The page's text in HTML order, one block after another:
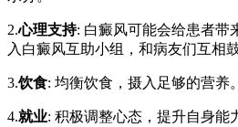
2.心理支持: 白癜风可能会给患者带
入白癜风互助小组，和病友们互相
3.饮食: 均衡饮食，摄入足够的营养
4.就业: 积极调整心态，提升自身能